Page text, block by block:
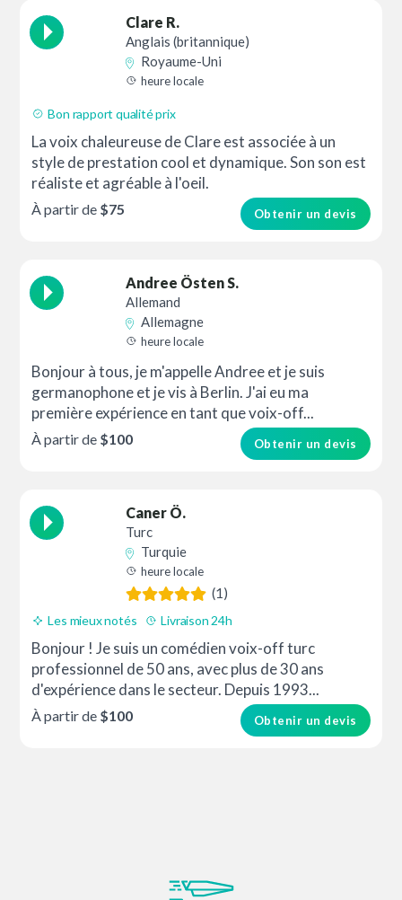
Clare R.
Anglais (britannique)
Royaume-Uni
heure locale
Bon rapport qualité prix
La voix chaleureuse de Clare est associée à un
style de prestation cool et dynamique. Son son est
réaliste et agréable à l'oeil.
Obtenir un devis
À partir de $75
Andree Östen S.
Allemand
Allemagne
heure locale
Bonjour à tous, je m'appelle Andree et je suis
germanophone et je vis à Berlin. J'ai eu ma
première expérience en tant que voix-off...
Obtenir un devis
À partir de $100
Caner Ö.
Turc
Turquie
heure locale
(1)
Les mieux notés Livraison 24h
Bonjour ! Je suis un comédien voix-off turc
professionnel de 50 ans, avec plus de 30 ans
d'expérience dans le secteur. Depuis 1993...
Obtenir un devis
À partir de $100